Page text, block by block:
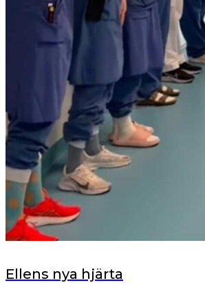
Ellens nya hjärta